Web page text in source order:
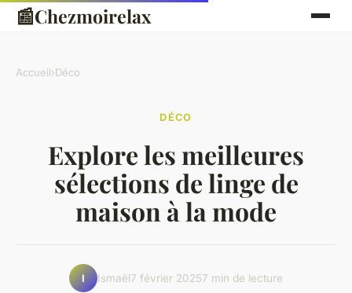
📰Chezmoirelax
Accueil›Déco
DÉCO
Explore les meilleures
sélections de linge de
maison à la mode
I Ismaël7 février 20257 min de lecture